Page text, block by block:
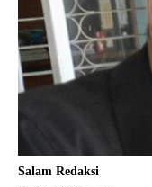
Salam Redaksi